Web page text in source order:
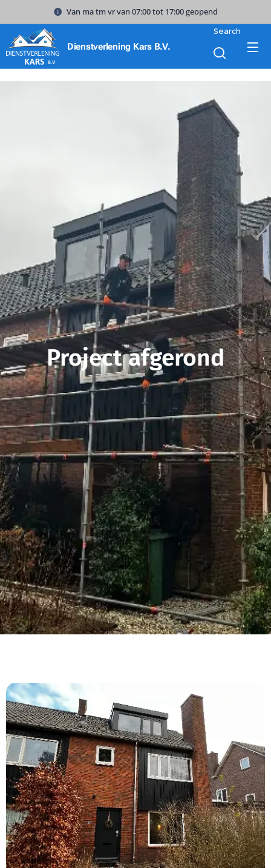
Van ma tm vr van 07:00 tot 17:00 geopend
Dienstverlening Kars B.V.
Search
Project afgerond